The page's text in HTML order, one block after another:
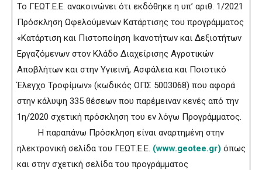
Το ΓΕΩΤ.Ε.Ε. ανακοινώνει ότι εκδόθηκε η υπ’ αριθ. 1/2021
Πρόσκληση Ωφελούμενων Κατάρτισης του προγράμματος
«Κατάρτιση και Πιστοποίηση Ικανοτήτων και Δεξιοτήτων
Εργαζόμενων στον Κλάδο Διαχείρισης Αγροτικών
Αποβλήτων και στην Υγιεινή, Ασφάλεια και Ποιοτικό
Έλεγχο Τροφίμων» (κωδικός ΟΠΣ 5003068) που αφορά
στην κάλυψη 335 θέσεων που παρέμειναν κενές από την
1η/2020 σχετική πρόσκληση του εν λόγω Προγράμματος.
Η παραπάνω Πρόσκληση είναι αναρτημένη στην
ηλεκτρονική σελίδα του ΓΕΩΤ.Ε.Ε. (www.geotee.gr) όπως
και στην σχετική σελίδα του προγράμματος